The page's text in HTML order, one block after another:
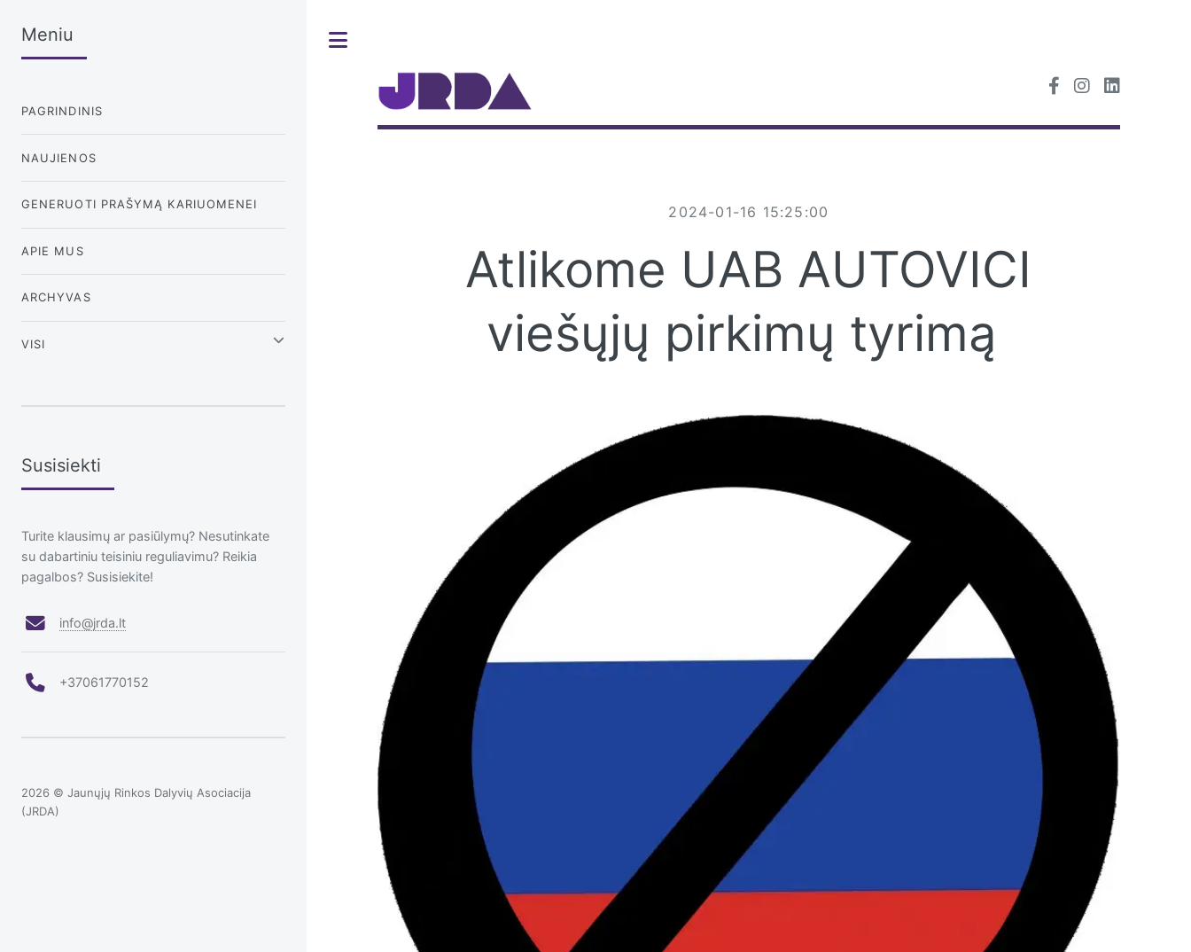
2024-01-16 15:25:00
Atlikome UAB AUTOVICI
viešųjų pirkimų tyrimą
Meniu
PAGRINDINIS
NAUJIENOS
GENERUOTI PRAŠYMĄ KARIUOMENEI
APIE MUS
ARCHYVAS
VISI
Susisiekti
Turite klausimų ar pasiūlymų? Nesutinkate
su dabartiniu teisiniu reguliavimu? Reikia
pagalbos? Susisiekite!
info@jrda.lt
+37061770152
2026 © Jaunųjų Rinkos Dalyvių Asociacija
(JRDA)